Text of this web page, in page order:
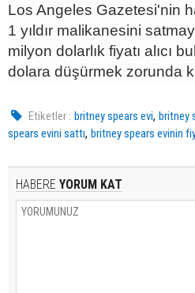
Los Angeles Gazetesi'nin
1 yıldır malikanesini
milyon dolarlık fiyatı alıcı
dolara düşürmek zorunda
Etiketler : britney spears evi,britney
spears evini sattı, britney spears evinin
HABERE YORUM KAT